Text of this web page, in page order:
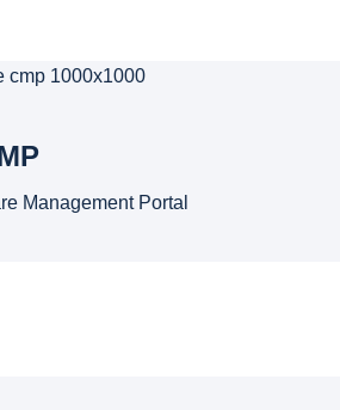
Management Portal